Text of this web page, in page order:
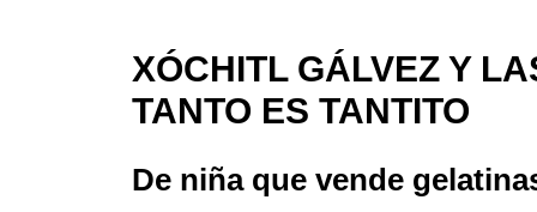
XÓCHITL GÁLVEZ Y
TANTO ES TANTITO
De niña que vende